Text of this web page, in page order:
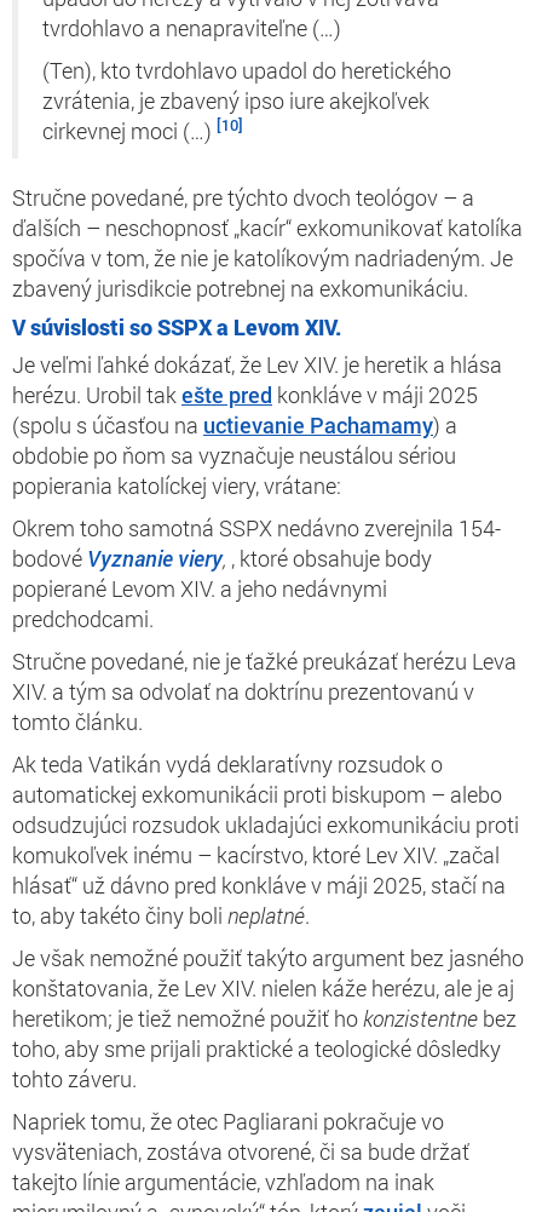
tvrdohlavo a nenapraviteľne (…)
(Ten), kto tvrdohlavo upadol do heretického
zvrátenia, je zbavený ipso iure akejkoľvek
cirkevnej moci (…) [10]
Stručne povedané, pre týchto dvoch teológov – a
ďalších – neschopnosť „kacír“ exkomunikovať katolíka
spočíva v tom, že nie je katolíkovým nadriadeným. Je
zbavený jurisdikcie potrebnej na exkomunikáciu.
V súvislosti so SSPX a Levom XIV.
Je veľmi ľahké dokázať, že Lev XIV. je heretik a hlása
herézu. Urobil takešte pred konkláve v máji 2025
(spolu s účasťou na uctievanie Pachamamy) a
obdobie po ňom sa vyznačuje neustálou sériou
popierania katolíckej viery, vrátane:
Okrem toho samotná SSPX nedávno zverejnila 154-
bodové Vyznanie viery, , ktoré obsahuje body
popierané Levom XIV. a jeho nedávnymi
predchodcami.
Stručne povedané, nie je ťažké preukázať herézu Leva
XIV. a tým sa odvolať na doktrínu prezentovanú v
tomto článku.
Ak teda Vatikán vydá deklaratívny rozsudok o
automatickej exkomunikácii proti biskupom – alebo
odsudzujúci rozsudok ukladajúci exkomunikáciu proti
komukoľvek inému – kacírstvo, ktoré Lev XIV. „začal
hlásať“ už dávno pred konkláve v máji 2025, stačí na
to, aby takéto činy boli neplatné.
Je však nemožné použiť takýto argument bez jasného
konštatovania, že Lev XIV. nielen káže herézu, ale je aj
heretikom; je tiež nemožné použiť hokonzistentne bez
toho, aby sme prijali praktické a teologické dôsledky
tohto záveru.
Napriek tomu, že otec Pagliarani pokračuje vo
vysväteniach, zostáva otvorené, či sa bude držať
takejto línie argumentácie, vzhľadom na inak